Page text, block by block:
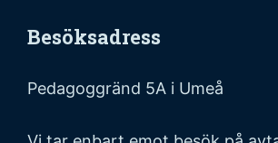
Besöksadress
Pedagoggränd 5A i Umeå